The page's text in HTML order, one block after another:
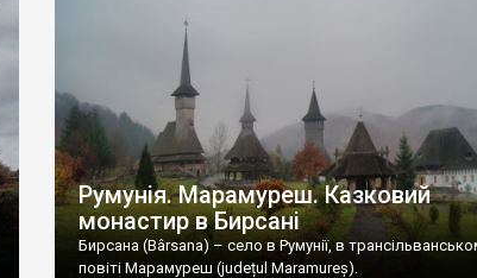
Румунія. Марамуреш. Казковий
монастир в Бирсані
Бирсана (Bârsana) – село в Румунії, в
повіті Марамуреш (județul Maramureș).